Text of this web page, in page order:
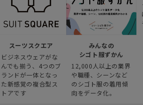
スーツスクエア
ビジネスウェアがな
んでも揃う、4つのブ
ランドが一体となっ
た新感覚の複合型ス
トアです
みんなの
シゴト服ずかん
12,000人以上の業界
や職種、シーンなど
のシゴト服の着用傾
向をデータ化。